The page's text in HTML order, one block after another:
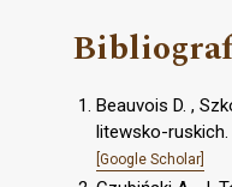
Beauvois D. ,
litewsko-ruskich.
[Google Scholar]